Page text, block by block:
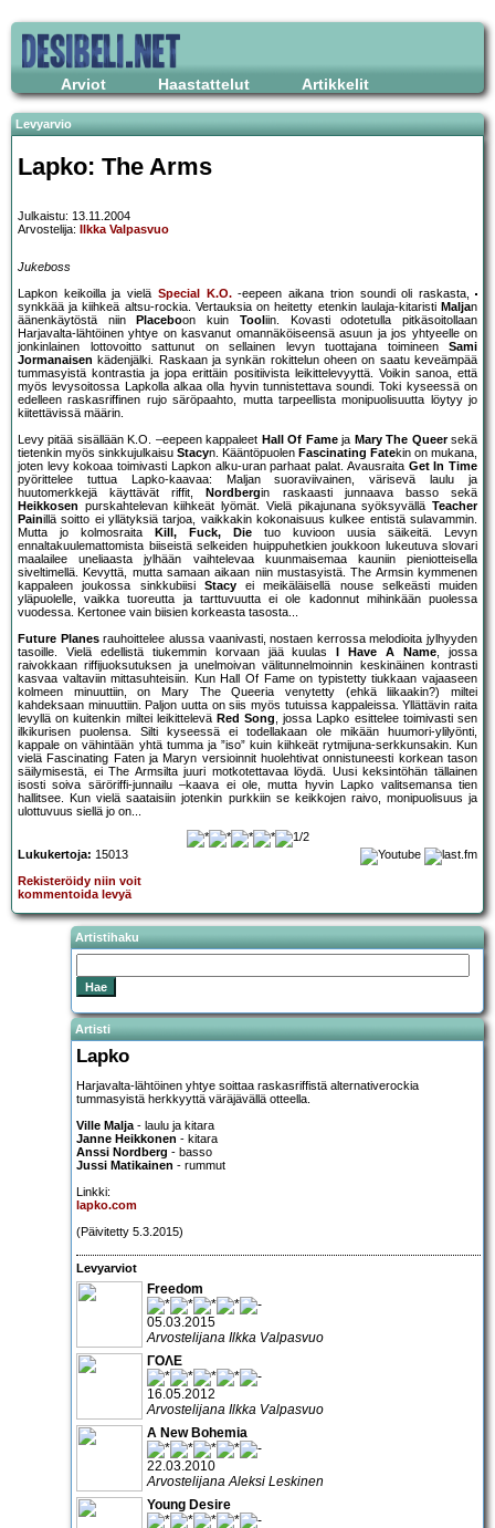
Arviot Haastattelut Artikkelit
Levyarvio
Lapko: The Arms
Julkaistu: 13.11.2004
Arvostelija:
Ilkka Valpasvuo
Jukeboss
Lapkon keikoilla ja vielä Special K.O.-eepeen aikana trion soundi oli raskasta,
synkkää ja kiihkeä altsu-rockia. Vertauksia on heitetty etenkin laulaja-kitaristi Maljan
äänenkäytöstä niin
Placeboon kuin Tool iin. Kovasti odotetulla pitkäsoitollaan
Harjavalta-lähtöinen yhtye on kasvanut omannäköiseensä asuun ja jos yhtyeelle on
jonkinlainen lottovoitto sattunut on sellainen levyn tuottajana toimineen Sami
Jormanaisen kädenjälki. Raskaan ja synkän rokittelun oheen on saatu keveämpää
tummasyistä kontrastia ja jopa erittäin positiivista leikittelevyyttä. Voikin sanoa, että
myös levysoitossa Lapkolla alkaa olla hyvin tunnistettava soundi. Toki kyseessä on
edelleen raskasriffinen rujo säröpaahto, mutta tarpeellista monipuolisuutta löytyy jo
kiitettävissä määrin.
Levy pitää sisällään K.O. –eepeen kappaleet Hall Of Fameja Mary The Queersekä
tietenkin myös sinkkujulkaisu Stacyn. Kääntöpuolen Fascinating Fatekin on mukana,
joten levy kokoaa toimivasti Lapkon alku-uran parhaat palat. Avausraita Get In Time
pyörittelee tuttua Lapko-kaavaa: Maljan suoraviivainen, värisevä laulu ja
huutomerkkejä käyttävät riffit,
Nordbergin raskaasti junnaava basso sekä
Heikkosen purskahtelevan kiihkeät lyömät. Vielä pikajunana syöksyvällä Teacher
Painillä soitto ei yllätyksiä tarjoa, vaikkakin kokonaisuus kulkee entistä sulavammin.
Mutta jo kolmosraita
Kill, Fuck, Die tuo kuvioon uusia säikeitä. Levyn
ennaltakuulemattomista biiseistä selkeiden huippuhetkien joukkoon lukeutuva slovari
maalailee uneliaasta jylhään vaihtelevaa kuunmaisemaa kauniin pieniotteisella
siveltimellä. Kevyttä, mutta samaan aikaan niin mustasyistä. The Armsin kymmenen
kappaleen joukossa sinkkubiisi Stacyei meikäläisellä nouse selkeästi muiden
yläpuolelle, vaikka tuoreutta ja tarttuvuutta ei ole kadonnut mihinkään puolessa
vuodessa. Kertonee vain biisien korkeasta tasosta...
Future Planesrauhoittelee alussa vaanivasti, nostaen kerrossa melodioita jylhyyden
tasoille. Vielä edellistä tiukemmin korvaan jää kuulas
I Have A Name, jossa
raivokkaan riffijuoksutuksen ja unelmoivan välitunnelmoinnin keskinäinen kontrasti
kasvaa valtaviin mittasuhteisiin. Kun Hall Of Fame on typistetty tiukkaan vajaaseen
kolmeen minuuttiin, on Mary The Queeria venytetty (ehkä liikaakin?) miltei
kahdeksaan minuuttiin. Paljon uutta on siis myös tutuissa kappaleissa. Yllättävin raita
levyllä on kuitenkin miltei leikittelevä Red Song, jossa Lapko esittelee toimivasti sen
ilkikurisen puolensa. Silti kyseessä ei todellakaan ole mikään huumori-ylilyönti,
kappale on vähintään yhtä tumma ja ”iso” kuin kiihkeät rytmijuna-serkkunsakin. Kun
vielä Fascinating Faten ja Maryn versioinnit huolehtivat onnistuneesti korkean tason
säilymisestä, ei The Armsilta juuri motkotettavaa löydä. Uusi keksintöhän tällainen
isosti soiva säröriffi-junnailu –kaava ei ole, mutta hyvin Lapko valitsemansa tien
hallitsee. Kun vielä saataisiin jotenkin purkkiin se keikkojen raivo, monipuolisuus ja
ulottuvuus siellä jo on...
Lukukertoja: 15013
Rekisteröidy niin voit
kommentoida levyä
Artistihaku
Artisti
Lapko
Harjavalta-lähtöinen yhtye soittaa raskasriffistä alternativerockia
tummasyistä herkkyyttä väräjävällä otteella.
Ville Malja - laulu ja kitara
Janne Heikkonen - kitara
Anssi Nordberg - basso
Jussi Matikainen - rummut
Linkki:
lapko.com
(Päivitetty 5.3.2015)
Levyarviot
Freedom
05.03.2015
Arvostelijana Ilkka Valpasvuo
ΓΟΛΕ
16.05.2012
Arvostelijana Ilkka Valpasvuo
A New Bohemia
22.03.2010
Arvostelijana Aleksi Leskinen
Young Desire